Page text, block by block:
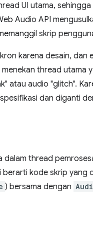
UI utama,
Audio API
skrip
karena desain, dan
thread utama
atau audio "glitch".
dan diganti
thread
kode skrip yang
) bersama dengan